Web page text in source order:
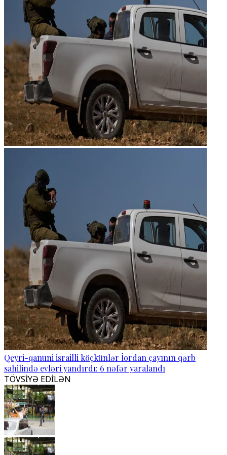
Qeyri-qanuni israilli köçkünlər İordan çayının qərb
sahilində evləri yandırdı: 6 nəfər yaralandı
TÖVSİYƏ EDİLƏN